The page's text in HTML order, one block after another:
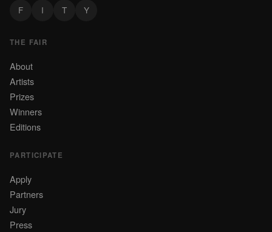
F I T Y
THE FAIR
About
Artists
Prizes
Winners
Editions
PARTICIPATE
Apply
Partners
Jury
Press